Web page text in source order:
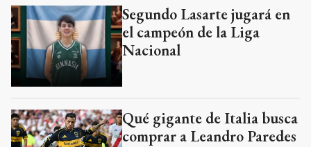
Segundo Lasarte jugará en
el campeón de la Liga
Nacional
Qué gigante de Italia busca
comprar a Leandro Paredes